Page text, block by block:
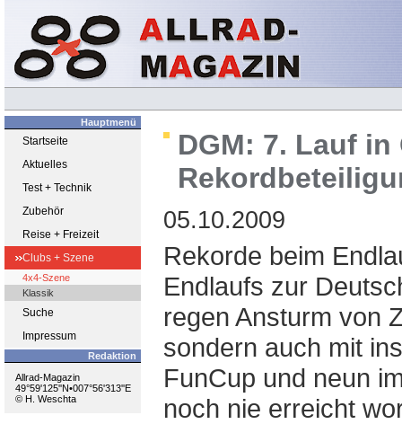
Hauptmenü
Startseite
Aktuelles
Test + Technik
Zubehör
Reise + Freizeit
Clubs + Szene
4x4-Szene
Klassik
Suche
Impressum
Redaktion
Allrad-Magazin
49°59'125''N•007°56'313''E
© H. Weschta
DGM: 7. Lauf
05.10.2009
Rekorde beim
Endlaufs zur
regen Ansturm von
sondern auch mit
FunCup und neun
noch nie erreicht